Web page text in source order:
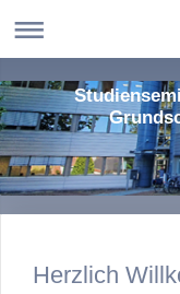
Herzlich